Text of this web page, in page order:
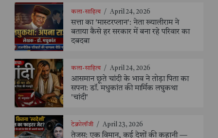
कला-साहित्य / April 24, 2026
सत्ता का 'मास्टरप्लान': नेता ख्यालीराम ने
बताया कैसे हर सरकार में बना रहे परिवार का
दबदबा
कला-साहित्य / April 24, 2026
आसमान छूते चांदी के भाव ने तोड़ा पिता का
सपना: डॉ. मधुकांत की मार्मिक लघुकथा
'चांदी'
टेक्नोलॉजी / April 23, 2026
तेजस: एक विमान, कई देशों की कहानी —